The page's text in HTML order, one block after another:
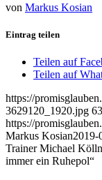
von Markus Kosian
Eintrag teilen
Teilen auf
Teilen auf
https://
3629120_1920.jpg
https://
Markus Kosian2019-
Trainer Michael
immer ein Ruhepol“